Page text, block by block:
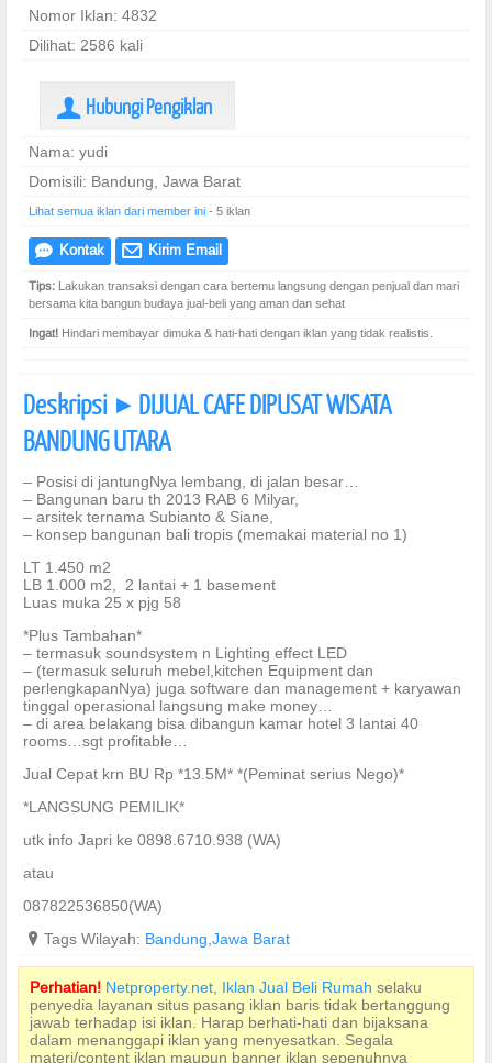
Nomor Iklan: 4832
Dilihat: 2586 kali
U Hubungi Pengiklan
Nama: yudi
Domisili: Bandung, Jawa Barat
Lihat semua iklan dari member ini - 5 iklan
e Kontak @ Kirim Email
Tips: Lakukan transaksi dengan cara bertemu langsung dengan penjual dan mari
bersama kita bangun budaya jual-beli yang aman dan sehat
Ingat! Hindari membayar dimuka & hati-hati dengan iklan yang tidak realistis.
Deskripsi ] DIJUAL CAFE DIPUSAT WISATA
BANDUNG UTARA
– Posisi di jantungNya lembang, di jalan besar…
– Bangunan baru th 2013 RAB 6 Milyar,
– arsitek ternama Subianto & Siane,
– konsep bangunan bali tropis (memakai material no 1)
LT 1.450 m2
LB 1.000 m2, 2 lantai + 1 basement
Luas muka 25 x pjg 58
*Plus Tambahan*
– termasuk soundsystem n Lighting effect LED
– (termasuk seluruh mebel,kitchen Equipment dan
perlengkapanNya) juga software dan management + karyawan
tinggal operasional langsung make money…
– di area belakang bisa dibangun kamar hotel 3 lantai 40
rooms…sgt profitable…
Jual Cepat krn BU Rp *13.5M* *(Peminat serius Nego)*
*LANGSUNG PEMILIK*
utk info Japri ke 0898.6710.938 (WA)
atau
087822536850(WA)
? Tags Wilayah: Bandung Jawa Barat
Perhatian! Netproperty.net, Iklan Jual Beli Rumah selaku
penyedia layanan situs pasang iklan baris tidak bertanggung
jawab terhadap isi iklan. Harap berhati-hati dan bijaksana
dalam menanggapi iklan yang menyesatkan. Segala
materi/content iklan maupun banner iklan sepenuhnya